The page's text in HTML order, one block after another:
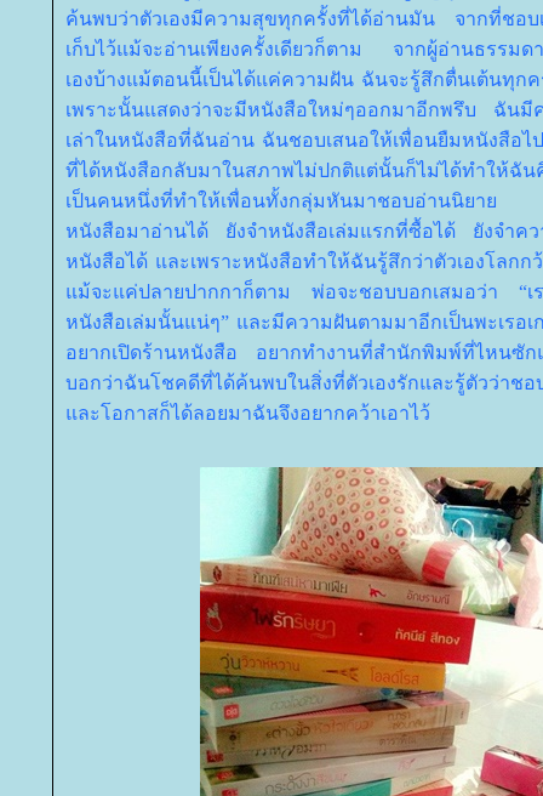
ค้นพบว่าตัวเองมีความสุขทุกครั้งที่ได้อ่านมัน จากที่ชอบ
เก็บไว้แม้จะอ่านเพียงครั้งเดียวก็ตาม จากผู้อ่านธรรมด
เองบ้างแม้ตอนนี้เป็นได้แค่ความฝัน ฉันจะรู้สึกตื่นเต้นทุก
เพราะนั้นแสดงว่าจะมีหนังสือใหม่ๆออกมาอีกพรึบ ฉันมี
เล่าในหนังสือที่ฉันอ่าน ฉันชอบเสนอให้เพื่อนยืมหนังสือไ
ที่ได้หนังสือกลับมาในสภาพไม่ปกติแต่นั้นก็ไม่ได้ทำให้ฉั
เป็นคนหนึ่งที่ทำให้เพื่อนทั้งกลุ่มหันมาชอบอ่านนิยาย
หนังสือมาอ่านได้ ยังจำหนังสือเล่มแรกที่ซื้อได้ ยังจำคว
หนังสือได้ และเพราะหนังสือทำให้ฉันรู้สึกว่าตัวเองโลกก
ม้จะแค่ปลายปากกาก็ตาม พ่อจะชอบบอกเสมอว่า “เร
หนังสือเล่มนั้นแน่ๆ” และมีความฝันตามมาอีกเป็นพะเรอเ
อยากเปิดร้านหนังสือ อยากทำงานที่สำนักพิมพ์ที่ไหนซั
บอกว่าฉันโชคดีที่ได้ค้นพบในสิ่งที่ตัวเองรักและรู้ตัวว่าช
ละโอกาสก็ได้ลอยมาฉันจึงอยากคว้าเอาไว้